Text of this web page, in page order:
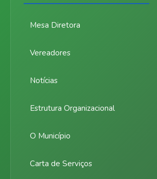
Mesa Diretora
Vereadores
Notícias
Estrutura Organizacional
O Município
Carta de Serviços